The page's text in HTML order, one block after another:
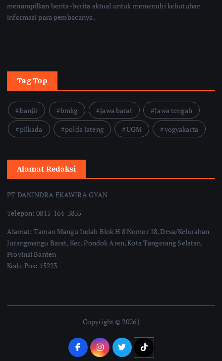
menampilkan berita-berita aktual untuk memenuhi kebutuhan
informasi para pembacanya.
Tag Top
banjir bmkg jawa barat
Jawa tengah
pilkada
polda jateng UGM yogyakarta
Alamat Redaksi
PT DANINDRA EKAWIRA GYAN
Telepon: 0815-164-3835
Alamat: Taman Mangu Indah Blok H 8 Nomor 18, Desa/Kelurahan
Jurangmangu Barat, Kec. Pondok Aren, Kota Tangerang Selatan,
Provinsi Banten
Kode Pos: 15223
Copyright © 2026 |